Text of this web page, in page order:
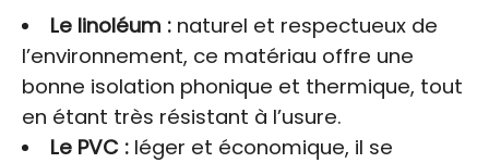
Le linoléum :naturel et respectueux de
l’environnement, ce matériau offre une
bonne isolation phonique et thermique, tout
en étant très résistant à l’usure.
Le PVC :léger et économique, il se